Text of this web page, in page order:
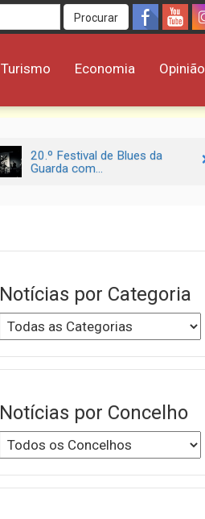
Procurar
Turismo Economia Opinião
20.º Festival de Blues da
Guarda com...
Notícias por Categoria
Notícias por Concelho